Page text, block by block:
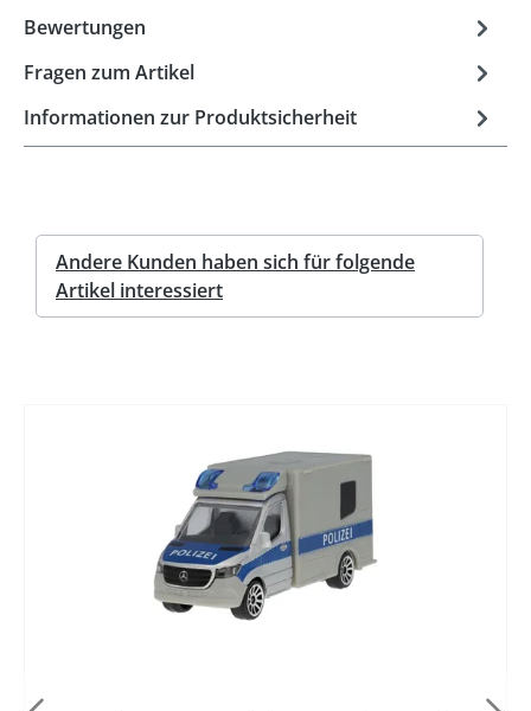
Bewertungen
Fragen zum Artikel
Informationen zur Produktsicherheit
Andere Kunden haben sich für folgende
Artikel interessiert